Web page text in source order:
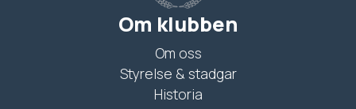
Om klubben
Om oss
Styrelse & stadgar
Historia